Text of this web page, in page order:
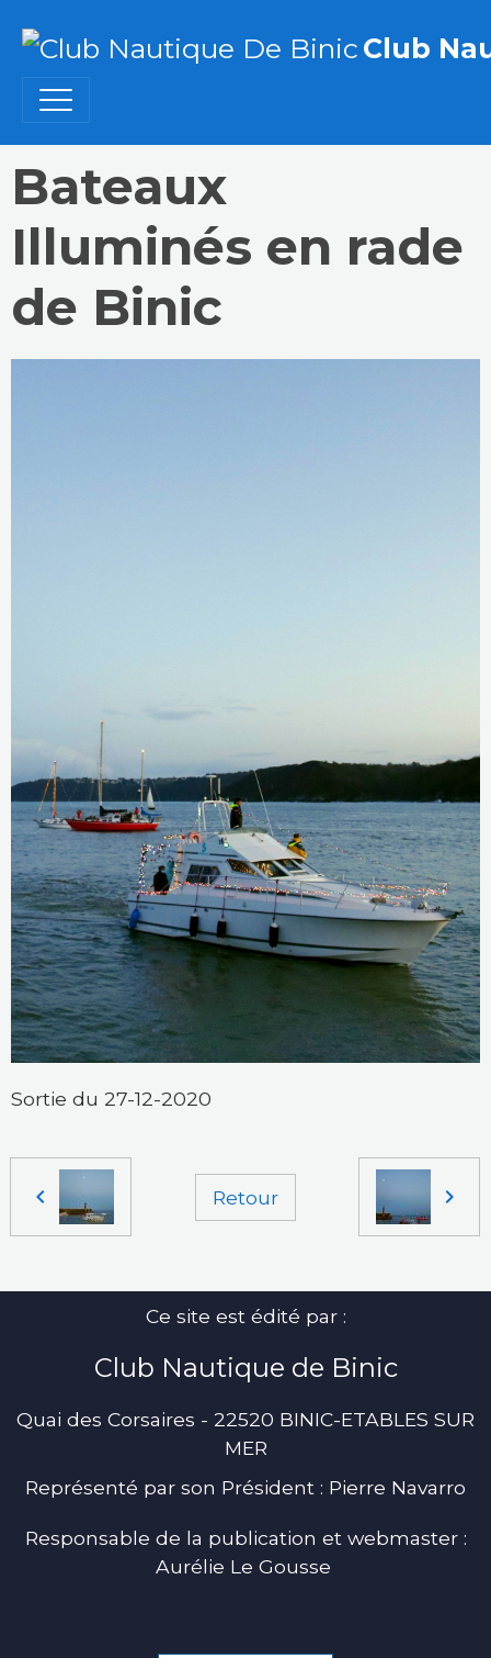
Club
Bateaux
Illuminés en rade
de Binic
Sortie du 27-12-2020
Retour
Ce site est édité par :
Club Nautique de Binic
Quai des Corsaires - 22520 BINIC-ETABLES SUR
MER
Représenté par son Président : Pierre Navarro
Responsable de la publication et webmaster :
Aurélie Le Gousse